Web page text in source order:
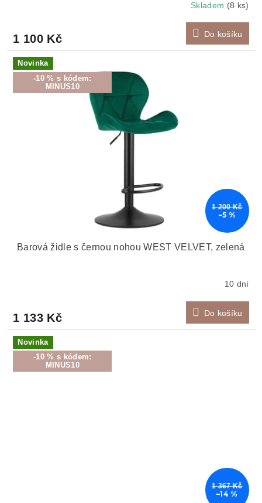
Skladem (8 ks)
1 100 Kč Do košíku
Novinka
-10 % s kódem:
MINUS10
1 200 Kč
–5 %
Barová židle s černou nohou WEST VELVET, zelená
10 dní
1 133 Kč Do košíku
Novinka
-10 % s kódem:
MINUS10
1 367 Kč
–14 %